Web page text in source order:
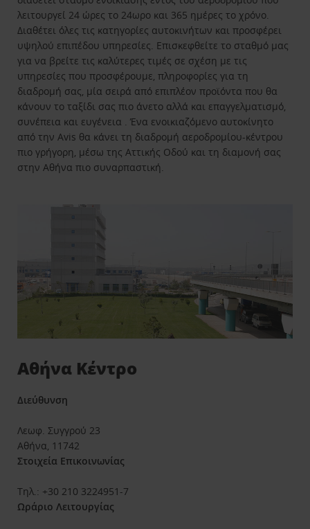
λειτουργεί 24 ώρες το 24ωρο και 365 ημέρες το χρόνο.
Διαθέτει όλες τις κατηγορίες αυτοκινήτων και προσφέρει
υψηλού επιπέδου υπηρεσίες. Επισκεφθείτε το σταθμό μας
για να βρείτε τις καλύτερες τιμές σε σχέση με τις
υπηρεσίες που προσφέρουμε, πληροφορίες για τη
διαδρομή σας, μία σειρά από επιπλέον προϊόντα που θα
κάνουν το ταξίδι σας πιο άνετο αλλά και επαγγελματισμό,
συνέπεια και ευγένεια . Ένα ενοικιαζόμενο αυτοκίνητο
από την Avis θα κάνει τη διαδρομή αεροδρομίου-κέντρου
πιο γρήγορη, μέσω της Αττικής Οδού και τη διαμονή σας
στην Αθήνα πιο συναρπαστική.
Αθήνα Κέντρο
Διεύθυνση
Λεωφ. Συγγρού 23
Αθήνα, 11742
Στοιχεία Επικοινωνίας
Τηλ.: +30 210 3224951-7
Ωράριο Λειτουργίας